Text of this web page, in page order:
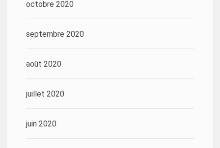
octobre 2020
septembre 2020
août 2020
juillet 2020
juin 2020